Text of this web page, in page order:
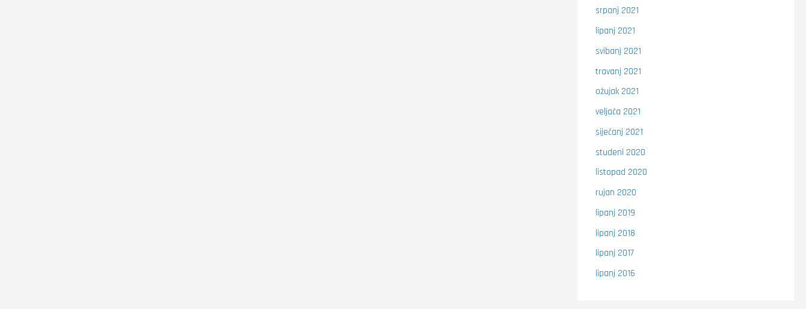
srpanj 2021
lipanj 2021
svibanj 2021
travanj 2021
ožujak 2021
veljača 2021
siječanj 2021
studeni 2020
listopad 2020
rujan 2020
lipanj 2019
lipanj 2018
lipanj 2017
lipanj 2016